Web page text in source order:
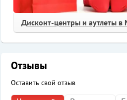
Дисконт-центры и аутлеты в
Отзывы
Оставить свой отзыв